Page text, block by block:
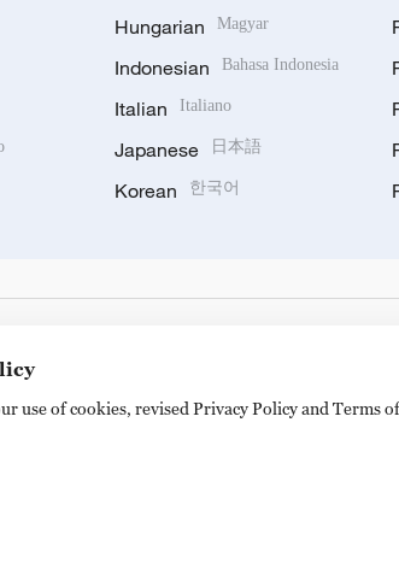
Hungarian Magyar
Indonesian Bahasa Indonesia
Italian Italiano
Japanese 日本語
Korean 한국어
use of cookies, revised Privacy Policy and Terms